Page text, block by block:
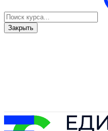
Закрыть